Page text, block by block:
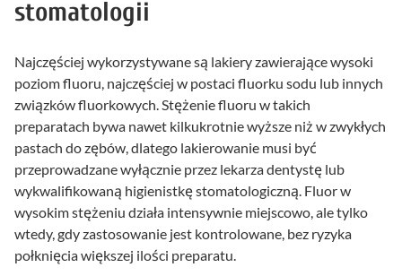
stomatologii
Najczęściej wykorzystywane są lakiery zawierające wysoki
poziom fluoru, najczęściej w postaci fluorku sodu lub innych
związków fluorkowych. Stężenie fluoru w takich
preparatach bywa nawet kilkukrotnie wyższe niż w zwykłych
pastach do zębów, dlatego lakierowanie musi być
przeprowadzane wyłącznie przez lekarza dentystę lub
wykwalifikowaną higienistkę stomatologiczną. Fluor w
wysokim stężeniu działa intensywnie miejscowo, ale tylko
wtedy, gdy zastosowanie jest kontrolowane, bez ryzyka
połknięcia większej ilości preparatu.